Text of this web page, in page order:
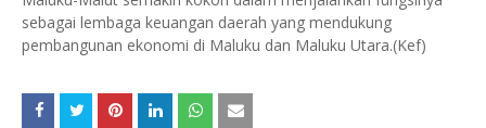
sebagai lembaga keuangan daerah yang mendukung
pembangunan ekonomi di Maluku dan Maluku Utara.(Kef)